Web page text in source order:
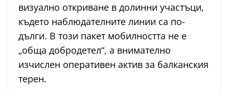
визуално откриване в долинни участъци,
където наблюдателните линии са по-
дълги. В този пакет мобилността не е
„обща добродетел“, а внимателно
изчислен оперативен актив за балканския
терен.